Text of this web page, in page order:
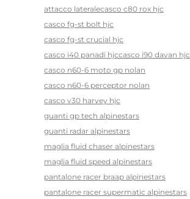
attacco lateralecasco c80 rox hjc
casco fg-st bolt hjc
casco fg-st crucial hjc
casco i40 panadi hjccasco i90 davan hjc
casco n60-6 moto gp nolan
casco n60-6 perceptor nolan
casco v30 harvey hjc
guanti gp tech alpinestars
guanti radar alpinestars
maglia fluid chaser alpinestars
maglia fluid speed alpinestars
pantalone racer braap alpinestars
pantalone racer supermatic alpinestars